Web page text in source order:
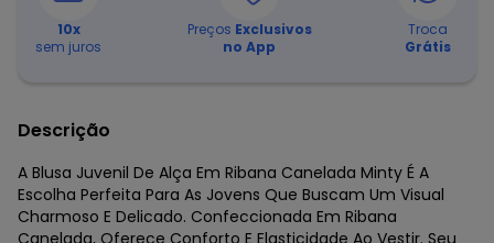
10x
sem juros
Preços Exclusivos
no App
Troca
Grátis
Descrição
A Blusa Juvenil De Alça Em Ribana Canelada Minty É A
Escolha Perfeita Para As Jovens Que Buscam Um Visual
Charmoso E Delicado. Confeccionada Em Ribana